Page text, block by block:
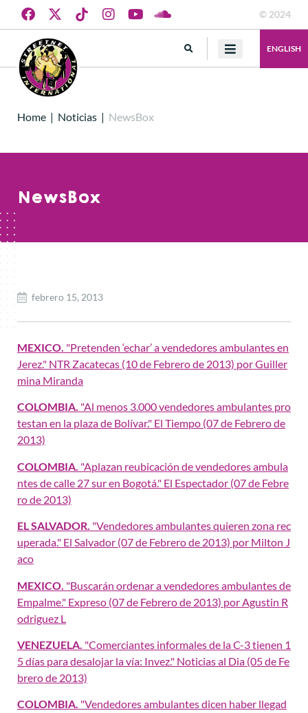
© 2024
ENGLISH
Home | Noticias | NewsBox
NewsBox
febrero 15, 2013
MEXICO. "Pretenden ‘echar’ a vendedores ambulantes en
Jerez." NTR Zacatecas (10 de Febrero de 2013) por Guiller
mina Miranda
COLOMBIA. "Al menos 3.000 vendedores ambulantes pro
testan en la plaza de Bolívar." El Tiempo (07 de Febrero de
2013)
COLOMBIA. "Aplazan reubicación de vendedores ambula
ntes de calle 27 sur en Bogotá." El Espectador (07 de Febre
ro de 2013)
EL SALVADOR. "Vendedores ambulantes quieren zona rec
uperada." El Salvador (07 de Febrero de 2013) por Milton J
aco
MEXICO. "Buscarán ordenar a vendedores ambulantes de
Empalme." Expreso (07 de Febrero de 2013) por Agustin R
odriguez L
VENEZUELA. "Comerciantes informales de la C-3 tienen 1
5 días para desalojar la vía: Invez." Noticias al Dia (05 de Fe
brero de 2013)
COLOMBIA. "Vendedores ambulantes dicen haber llegad